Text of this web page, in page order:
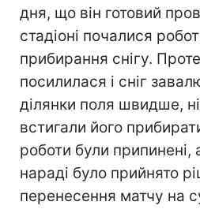
дня, що він готовий
стадіоні почалися
прибирання снігу.
посилилася і сніг
ділянки поля швидше,
встигали його
роботи були припинені,
нараді було прийнято
перенесення матчу на